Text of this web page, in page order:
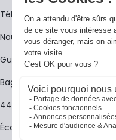
​Télécharger le catalogue
Nous contacter
Guides La Baguetterie
Baguetterie Shop Online
44 ans de rencontres
Écoles